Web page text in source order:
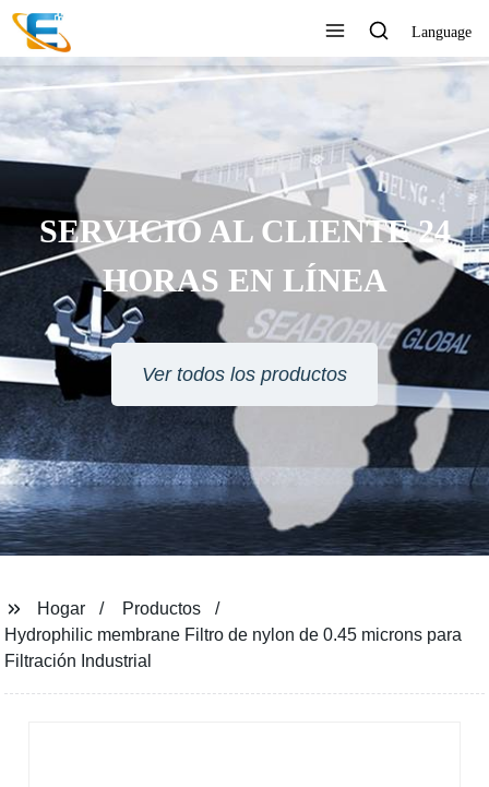
Language
SERVICIO AL CLIENTE 24
HORAS EN LÍNEA
Ver todos los productos
Hogar
Productos
Hydrophilic membrane Filtro de nylon de 0.45 microns para
Filtración Industrial